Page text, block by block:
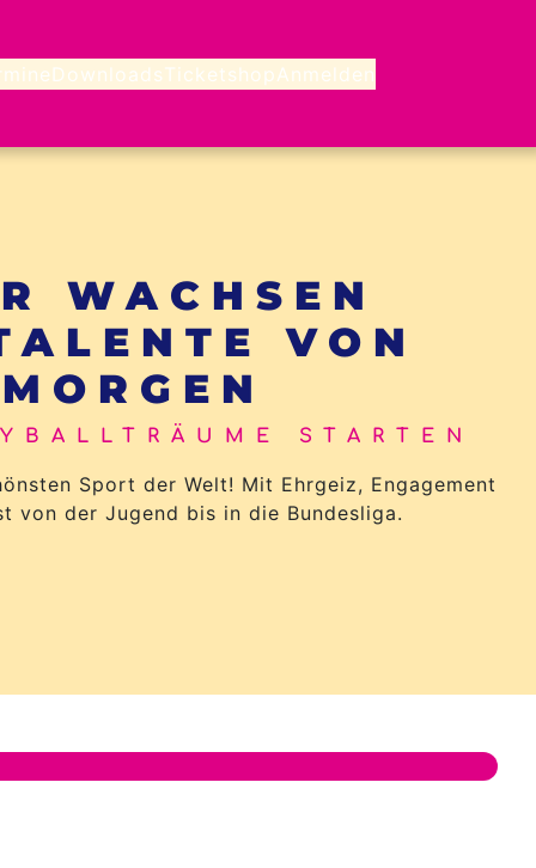
Downloads TicketshopAnmelden
WACHSEN
VON
MORGEN
STARTEN
Sport der Welt! Mit Ehrgeiz, Engagement
von der Jugend bis in die Bundesliga.